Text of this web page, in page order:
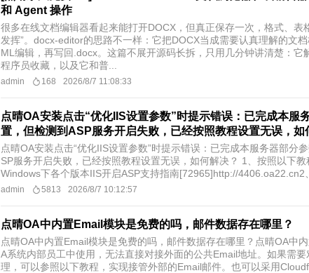
和 Agent 操作
很多在线文档编辑器看起来能打开DOCX，但真正保存一次，格式、表
发挥”。docx-editor的思路不一样：它把DOCX当成需要认真理解的文
ML编辑，再写回.docx。这篇不展开源码长拆，只用几分钟讲清楚：它
程序员收藏，以及它和普...
admin 168 2026/8/7 11:08:33
点晴OA安装点击“优化IIS设置参数”时提示错误：已完成本服
置，但检测到ASP服务开启失败，已经按照教程设置无误，如
点晴OA安装点击“优化IIS设置参数”时提示错误：已完成本服务器部分
SP服务开启失败，已经按照教程设置无误，如何解决？ 1、按照以下教
Windows下各个版本IIS开启ASP支持指南[72965]http://4406.oa22.cn​2
admin 5813 2026/8/7 10:12:57
点晴OA中内置Email模块是免费的吗，邮件数据存在哪里？
点晴OA中内置Email模块是免费的吗，邮件数据存在哪里？​点晴OA中
A系统内部员工中使用，无法直接对接外面的公共Email地址。如果需
理，可以参照以下教程，实现接管外部的Email邮件。也可以采用